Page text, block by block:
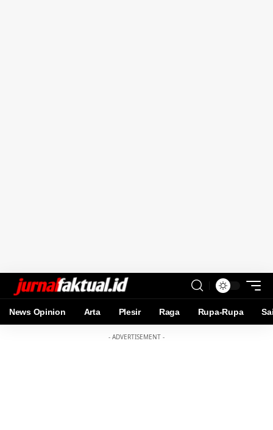
News Opinion Arta Plesir Raga Rupa-Rupa
- ADVERTISEMENT -